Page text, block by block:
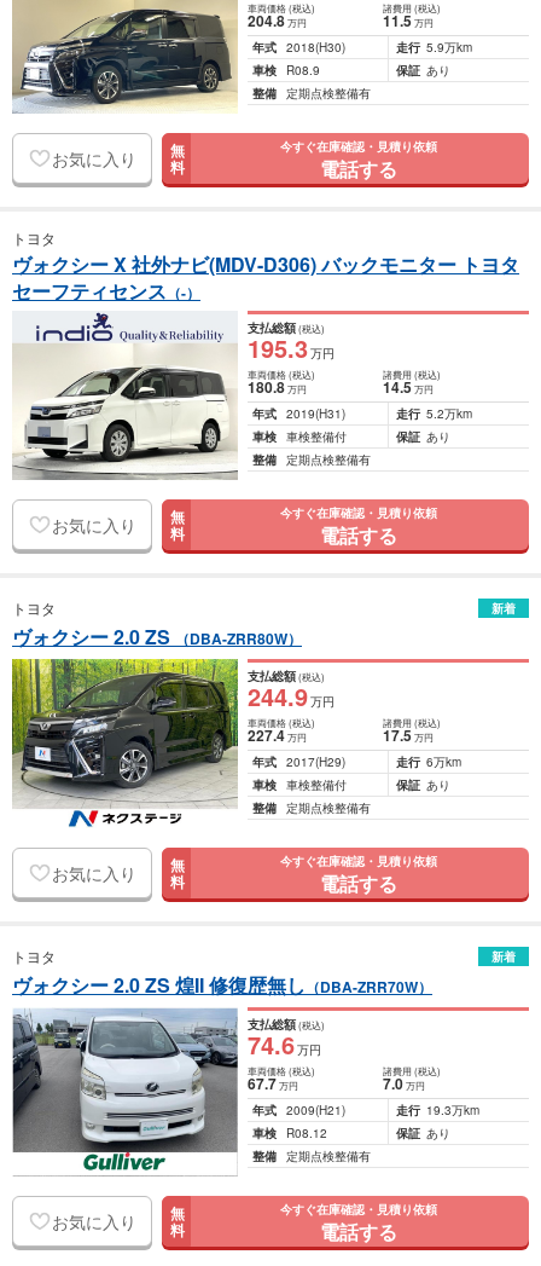
車両価格(税込)
204.8万円
諸費用 (税込)
11.5 万円
年式 2018(H30) 走行 5.9万km
車検
R08.9 保証 あり
整備 定期点検整備有
お気に入り 無
料
今すぐ在庫確認・見積り依頼
電話する
トヨタ
ヴォクシー X 社外ナビ(MDV-D306) バックモニター トヨタ
セーフティセンス （-）
支払総額(税込)
195.3万円
車両価格(税込)
180.8万円
諸費用 (税込)
14.5 万円
年式 2019(H31) 走行 5.2万km
車検 車検整備付 保証 あり
整備 定期点検整備有
お気に入り 無
料
今すぐ在庫確認・見積り依頼
電話する
トヨタ 新着
ヴォクシー 2.0 ZS （DBA-ZRR80W）
支払総額(税込)
244.9万円
車両価格(税込)
227.4万円
諸費用 (税込)
17.5 万円
年式 2017(H29) 走行 6万km
車検 車検整備付 保証 あり
整備 定期点検整備有
お気に入り 無
料
今すぐ在庫確認・見積り依頼
電話する
トヨタ 新着
ヴォクシー 2.0 ZS 煌II 修復歴無し （DBA-ZRR70W）
支払総額(税込)
74.6万円
車両価格(税込)
67.7万円
諸費用 (税込)
7.0 万円
年式 2009(H21) 走行 19.3万km
車検
R08.12 保証 あり
整備 定期点検整備有
お気に入り 無
料
今すぐ在庫確認・見積り依頼
電話する